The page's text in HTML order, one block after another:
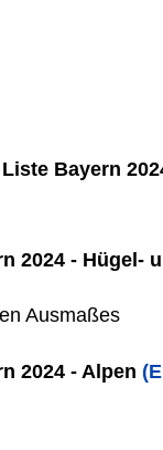
Bayern
2024 - Hügel-
Ausmaßes
2024 - Alpen